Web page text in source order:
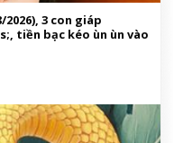
3 con giáp
tiền bạc kéo ùn ùn vào